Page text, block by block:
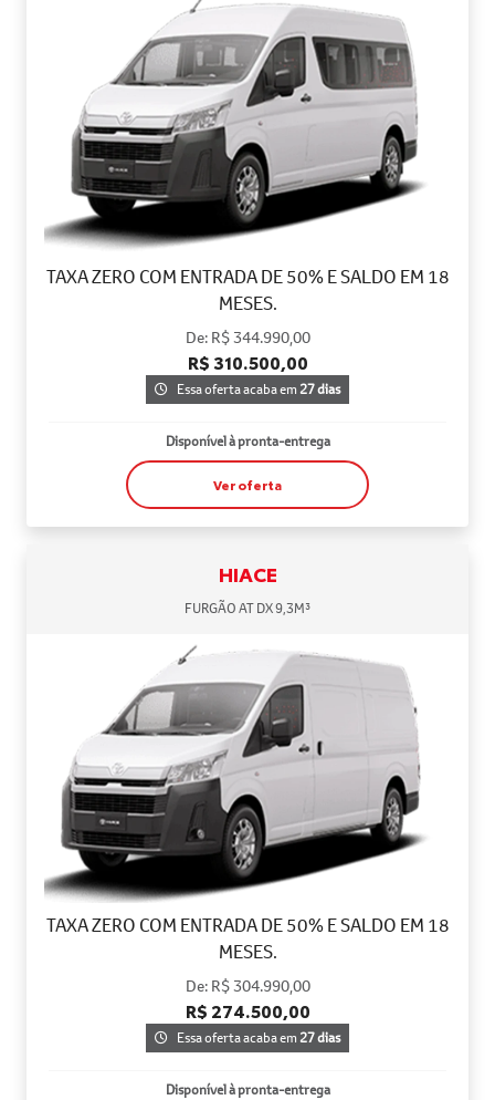
TAXA ZERO COM ENTRADA DE 50% E SALDO EM 18
MESES.
De: R$ 344.990,00
R$ 310.500,00
Essa oferta acaba em27 dias
Disponível à pronta-entrega
Ver oferta
HIACE
FURGÃO AT DX 9,3M³
TAXA ZERO COM ENTRADA DE 50% E SALDO EM 18
MESES.
De: R$ 304.990,00
R$ 274.500,00
Essa oferta acaba em27 dias
Disponível à pronta-entrega